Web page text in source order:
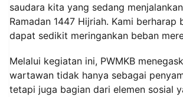
saudara kita yang sedang
Ramadan 1447 Hijriah. Kami berharap
dapat sedikit meringankan beban
Melalui kegiatan ini, PWMKB
wartawan tidak hanya sebagai
tetapi juga bagian dari elemen sosial